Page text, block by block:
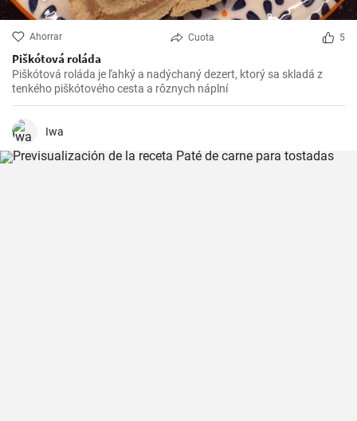
Ahorrar Cuota 5
Piškótová roláda
Piškótová roláda je ľahký a nadýchaný dezert, ktorý sa skladá z
tenkého piškótového cesta a rôznych náplní
Iwa